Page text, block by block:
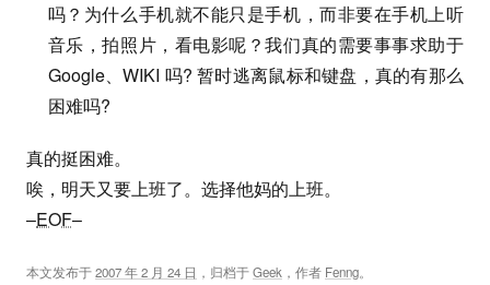
吗？为什么手机就不能只是手机，而非要在手机上听
音乐，拍照片，看电影呢？我们真的需要事事求助于
Google、WIKI 吗? 暂时逃离鼠标和键盘，真的有那么
困难吗?
真的挺困难。
唉，明天又要上班了。选择他妈的上班。
–EOF–
本文发布于2007 年 2 月 24 日 ，归档于Geek ，作者 Fenng。